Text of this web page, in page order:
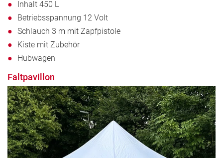
Inhalt 450 L
Betriebsspannung 12 Volt
Schlauch 3 m mit Zapfpistole
Kiste mit Zubehör
Hubwagen
Faltpavillon